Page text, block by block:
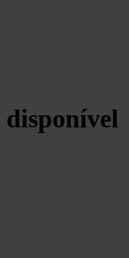
disponível